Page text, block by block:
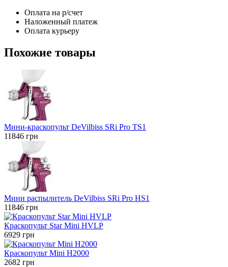
Оплата на р/счет
Наложенный платеж
Оплата курьеру
Похожие товары
Мини-краскопульт DeVilbiss SRi Pro TS1
11846 грн
Мини распылитель DeVilbiss SRi Pro HS1
11846 грн
Краскопульт Star Mini HVLP
6929 грн
Краскопульт Mini H2000
2682 грн